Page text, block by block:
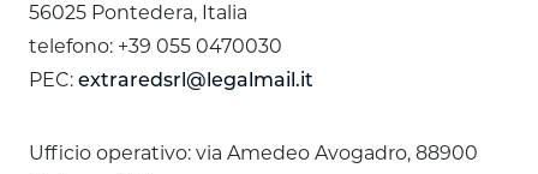
56025 Pontedera, Italia
telefono: +39 055 0470030
PEC: extraredsrl@legalmail.it
Ufficio operativo: via Amedeo Avogadro, 88900